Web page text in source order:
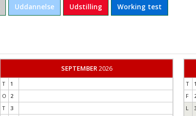
Uddannelse Udstilling Working test
SEPTEMBER2026
T
1
O
2
T
3
T
1
F
L